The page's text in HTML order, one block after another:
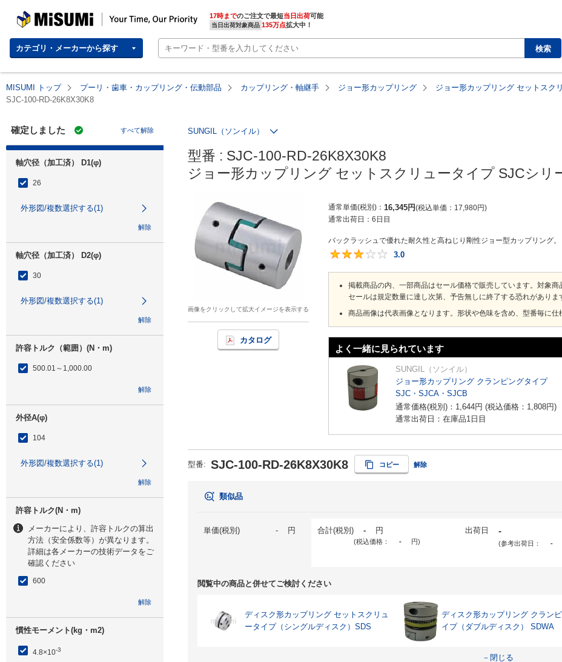
MISUMI | Your Time, Our Priority 17時までのご注文で最短当日出荷
当日出荷対象商品 135万点拡大中！
カテゴリ・メーカーから探す 検索
MISUMI トップ プーリ・歯車・カップリング・伝動部品 カップリング・軸継手 ジョー形カップリング
ジョー形カップリング セットスク
SJC-100-RD-26K8X30K8
確定しました すべて解除
軸穴径（加工済） D1(φ)
26
外形図/複数選択する(1)
解除
軸穴径（加工済） D2(φ)
30
外形図/複数選択する(1)
解除
許容トルク（範囲）(N・m)
500.01～1,000.00
解除
外径A(φ)
104
外形図/複数選択する(1)
解除
許容トルク(N・m)
メーカーにより、許容トルクの算出
方法（安全係数等）が異なります。
詳細は各メーカーの技術データをご
確認ください
600
解除
慣性モーメント(kg・m2)
4.8×10-3
SUNGIL（ソンイル）
型番 : SJC-100-RD-26K8X30K8
ジョー形カップリング セットスクリュータイプ SJCシリ
画像をクリックして拡大イメージを表示する
カタログ
通常単価(税別) 16,345円 税込単価 17,980円
通常出荷日： 6日目
バックラッシュで優れた耐久性と高ねじり剛性ジョー型カップリング
3.0
掲載商品の内、一部商品はセール価格で販売しています。対象商
セールは規定数量に達し次第、予告無しに終了する恐れがあり
商品画像は代表画像となります。形状や色味を含め、型番毎に仕
よく一緒に見られています
SUNGIL（ソンイル）
ジョー形カップリング クランピングタイプ
SJC・SJCA・SJCB
通常価格(税別)： 1,644円 (税込価格： 1,808円)
通常出荷日：在庫品1日目
型番: SJC-100-RD-26K8X30K8 コピー 解除
類似品
単価(税別) - 円 合計(税別) - 円
(税込価格： - 円)
出荷日 -
(参考出荷日： -
閲覧中の商品と併せてご検討ください
ディスク形カップリング セットスクリュ
ータイプ（シングルディスク）SDS
ディスク形カップリング クラン
イプ（ダブルディスク） SDWA
－閉じる